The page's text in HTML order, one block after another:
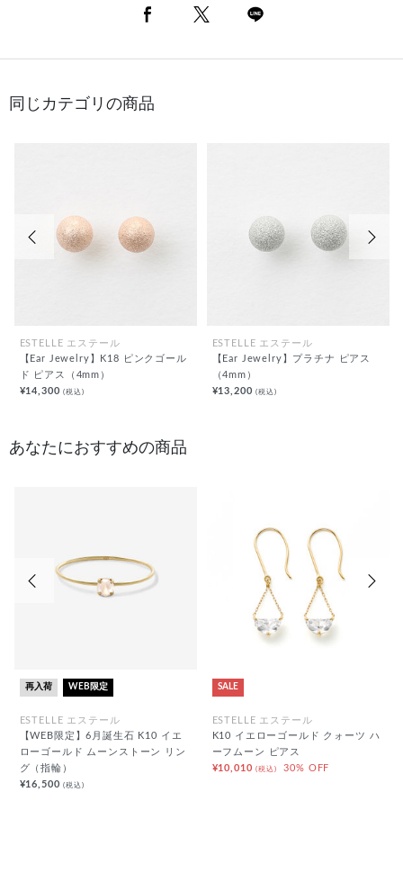
同じカテゴリの商品
ESTELLE エステール
【Ear Jewelry】K18 ピンクゴール
ド ピアス（4mm）
¥14,300(税込)
ESTELLE エステール
【Ear Jewelry】プラチナ ピアス
（4mm）
¥13,200(税込)
前の画像
あなたにおすすめの商品
再入荷 WEB限定
ESTELLE エステール
【WEB限定】6月誕生石 K10 イエ
ローゴールド ムーンストーン リン
グ（指輪）
¥16,500(税込)
SALE
ESTELLE エステール
K10 イエローゴールド クォーツ ハ
ーフムーン ピアス
¥10,010(税込) 30% OFF
前の画像